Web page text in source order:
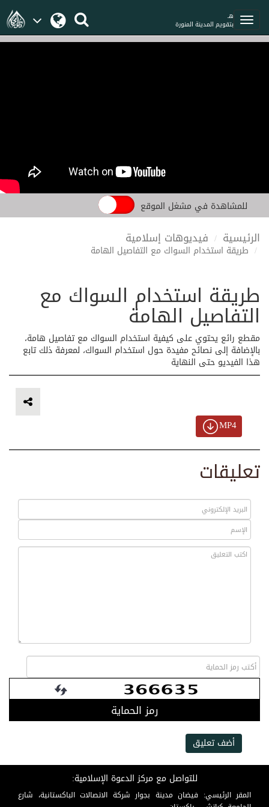
هـ
بتقويم المدينة المنورة
للمشاهدة في مشغل الموقع
الرئيسية فيديوهات إسلامية
طريقة استخدام السواك مع التفاصيل الهامة
طريقة استخدام السواك مع
التفاصيل الهامة
مقطع رائع يحتوي على كيفية استخدام السواك مع تفاصيل هامة،
بالإضافة إلى نصائح مفيدة حول استخدام السواك، لمعرفة ذلك تابع
هذا الفيديو حتى النهاية
MP4
تعليقات
رمز الحماية
أضف تعليق
للتواصل مع مركز الدعوة الإسلامية:
المقر الرئيسي: فيضان مدينة بجوار شركة الاتصالات الباكستانية، شارع